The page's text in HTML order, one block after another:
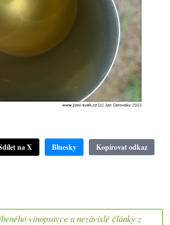
na X Bluesky Kopírovat odkaz
vínopsavce a nezávislé články z